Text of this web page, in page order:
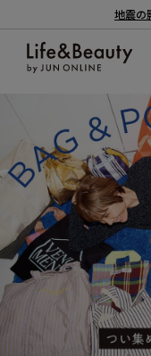
地震の